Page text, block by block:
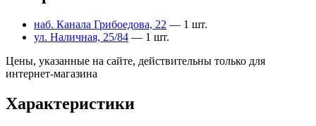
наб. Канала Грибоедова, 22 — 1 шт.
ул. Наличная, 25/84 — 1 шт.
Цены, указанные на сайте, действительны только для
интернет-магазина
Характеристики